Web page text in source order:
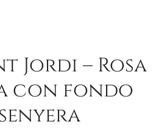
Jordi – Rosa
con fondo